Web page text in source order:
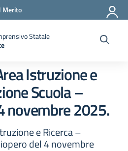
Merito
Statale
iniziale della scuola
Istruzione e
Scuola –
novembre 2025.
e Ricerca –
del 4 novembre